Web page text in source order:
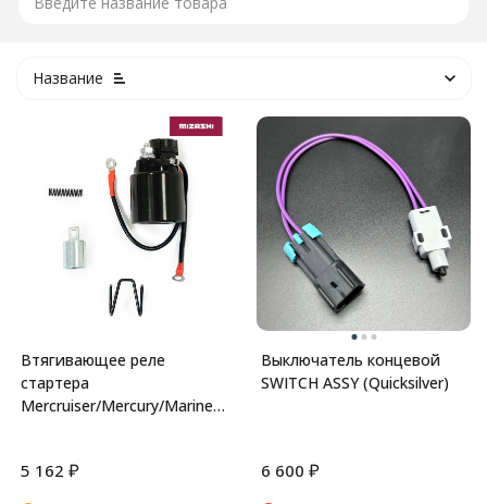
Название
Втягивающее реле
стартера
Mercruiser/Mercury/Mariner/OMC/Volvo
5 162 ₽
Выключатель концевой
SWITCH ASSY (Quicksilver)
6 600 ₽